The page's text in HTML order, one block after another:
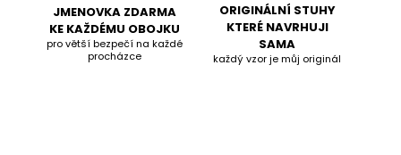
JMENOVKA ZDARMA
KE KAŽDÉMU OBOJKU
pro větší bezpečí na každé
procházce
ORIGINÁLNÍ STUHY
KTERÉ NAVRHUJI
SAMA
každý vzor je můj originál